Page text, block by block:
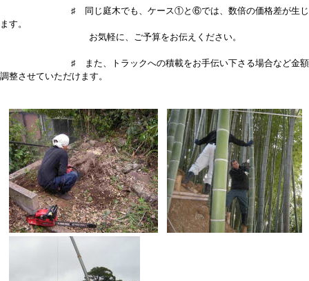
♯ 同じ庭木でも、ケース①と⑥では、数倍の価格差が生じ
ます。
お気軽に、ご予算をお伝えください。
♯ また、トラックへの積載をお手伝い下さる場合など金額
調整させていただけます。